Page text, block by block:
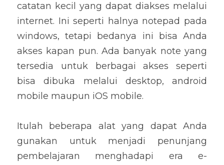
catatan kecil yang dapat diakses melalui
internet. Ini seperti halnya notepad pada
windows, tetapi bedanya ini bisa Anda
akses kapan pun. Ada banyak note yang
tersedia untuk berbagai akses seperti
bisa dibuka melalui desktop, android
mobile maupun iOS mobile.
Itulah beberapa alat yang dapat Anda
gunakan untuk menjadi penunjang
pembelajaran menghadapi era e-